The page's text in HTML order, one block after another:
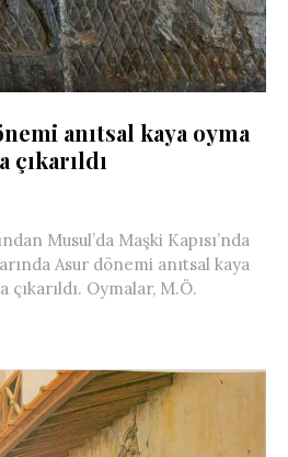
anıtsal kaya oyma
çıkarıldı
Musul’da Maşki Kapısı’nda
Asur dönemi anıtsal kaya
Oymalar, M.Ö.